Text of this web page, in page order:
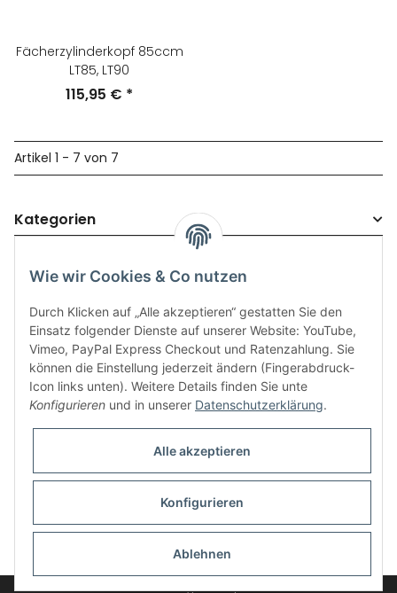
Fächerzylinderkopf 85ccm
LT85, LT90
115,95 € *
Artikel 1 - 7 von 7
Kategorien
Informationen
* Alle Preise inkl. gesetzlicher USt., zzgl.Versand
Wie wir Cookies & Co nutzen
Durch Klicken auf „Alle akzeptieren“ gestatten Sie den
Einsatz folgender Dienste auf unserer Website: YouTube,
Vimeo, PayPal Express Checkout und Ratenzahlung. Sie
können die Einstellung jederzeit ändern (Fingerabdruck-
Icon links unten). Weitere Details finden Sie unte
Konfigurieren und in unserer Datenschutzerklärung.
Alle akzeptieren
Konfigurieren
Ablehnen